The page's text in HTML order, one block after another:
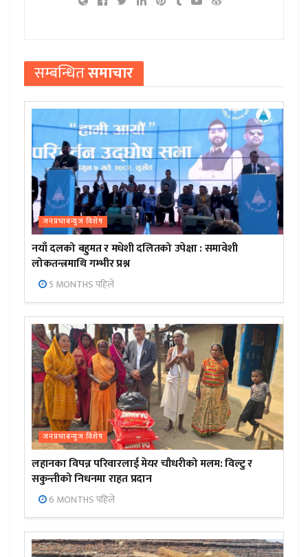
सम्बन्धितसमाचार
जनप्रभाबन्युज विशेष
नयाँ दलको बहुमत र मधेशी दलितको उपेक्षा : समावेशी
लोकतन्त्रमाथि गम्भीर प्रश्न
5 MONTHS पहिले
जनप्रभाबन्युज विशेष
लहानका विपन्न परिवारलाई मेयर चौधरीको मलम: विल्टु र
सकुन्तीको निधनमा राहत प्रदान
6 MONTHS पहिले